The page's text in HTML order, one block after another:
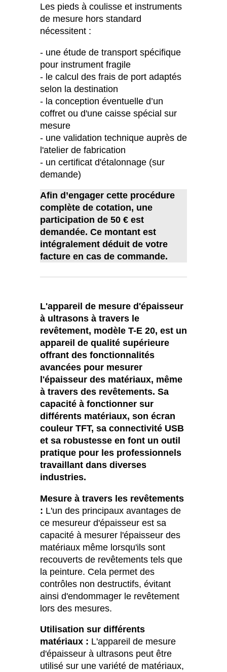
Les pieds à coulisse et instruments
de mesure hors standard
nécessitent :
- une étude de transport spécifique
pour instrument fragile
- le calcul des frais de port adaptés
selon la destination
- la conception éventuelle d’un
coffret ou d'une caisse spécial sur
mesure
- une validation technique auprès de
l'atelier de fabrication
- un certificat d'étalonnage (sur
demande)
Afin d’engager cette procédure
complète de cotation, une
participation de 50 € est
demandée. Ce montant est
intégralement déduit de votre
facture en cas de commande.
L'appareil de mesure d'épaisseur
à ultrasons à travers le
revêtement, modèle T-E 20, est un
appareil de qualité supérieure
offrant des fonctionnalités
avancées pour mesurer
l'épaisseur des matériaux, même
à travers des revêtements. Sa
capacité à fonctionner sur
différents matériaux, son écran
couleur TFT, sa connectivité USB
et sa robustesse en font un outil
pratique pour les professionnels
travaillant dans diverses
industries.
Mesure à travers les revêtements
: L'un des principaux avantages de
ce mesureur d'épaisseur est sa
capacité à mesurer l'épaisseur des
matériaux même lorsqu'ils sont
recouverts de revêtements tels que
la peinture. Cela permet des
contrôles non destructifs, évitant
ainsi d'endommager le revêtement
lors des mesures.
Utilisation sur différents
matériaux : L'appareil de mesure
d'épaisseur à ultrasons peut être
utilisé sur une variété de matériaux,